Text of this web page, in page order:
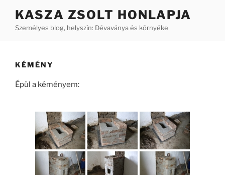
KASZA ZSOLT HONLAPJA
Személyes blog, helyszín: Dévaványa és környéke
KÉMÉNY
Épül a kéményem: